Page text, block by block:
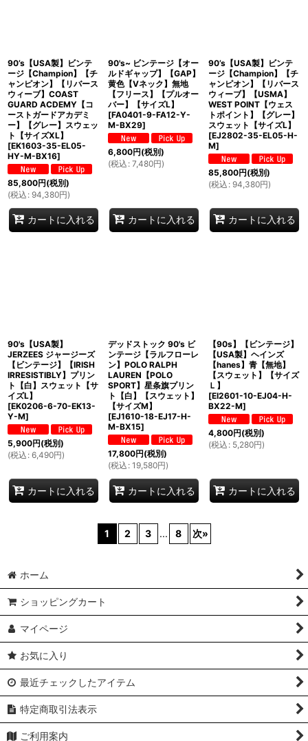
90’s【USA製】ビンテ
ージ【Champion】【チ
ャンピオン】【リバース
ウィーブ】COAST
GUARD ACDEMY【コ
ーストガードアカデミ
ー】【グレー】スウェッ
ト【サイズXL】
[EK1603-35-EL05-
HY-M-BX16]
85,800円(税別)
(税込 : 94,380円)
カートに入れる
90's~ ビンテージ【オー
ルドギャップ】【GAP】
黄色【Vネック】無地
【フリース】【プルオー
バー】【サイズL】
[FA0401-9-FA12-Y-
M-BX29]
6,800円(税別)
(税込 : 7,480円)
カートに入れる
90’s【USA製】ビンテ
ージ【Champion】【チ
ャンピオン】【リバース
ウィーブ】【USMA】
WEST POINT【ウェス
トポイント】【グレー】
スウェット【サイズL】
[EJ2802-35-EL05-H-
M]
85,800円(税別)
(税込 : 94,380円)
カートに入れる
90's【USA製】
JERZEES ジャージーズ
【ビンテージ】【IRISH
IRRESISTIBLY】プリン
ト【白】スウェット【サ
イズL】
[EK0206-6-70-EK13-
Y-M]
5,900円(税別)
(税込 : 6,490円)
カートに入れる
デッドストック 90's ビ
ンテージ【ラルフローレ
ン】POLO RALPH
LAUREN【POLO
SPORT】星条旗プリン
ト【白】【スウェット】
【サイズM】
[EJ1610-18-EJ17-H-
M-BX15]
17,800円(税別)
(税込 : 19,580円)
カートに入れる
【90s】【ビンテージ】
【USA製】ヘインズ
【hanes】青【無地】
【スウェット】【サイズ
Ｌ】
[EI2601-10-EJ04-H-
BX22-M]
4,800円(税別)
(税込 : 5,280円)
カートに入れる
1 2 3 ... 8 次»
ホーム
ショッピングカート
マイページ
お気に入り
最近チェックしたアイテム
特定商取引法表示
ご利用案内